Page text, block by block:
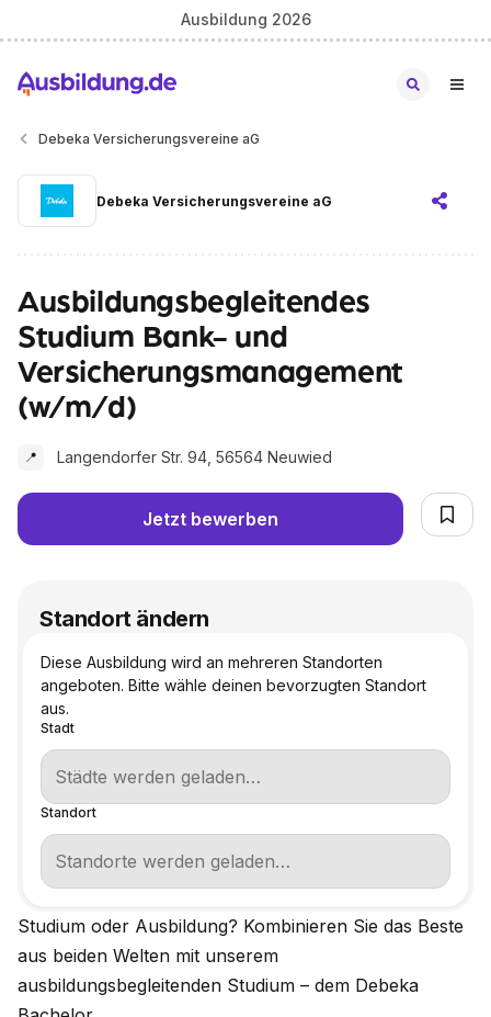
Ausbildung 2026
Debeka Versicherungsvereine aG
Debeka Versicherungsvereine aG
Ausbildungsbegleitendes
Studium Bank- und
Versicherungsmanagement
(w/m/d)
📍 Langendorfer Str. 94, 56564 Neuwied
Jetzt bewerben
Studium oder Ausbildung? Kombinieren Sie das Beste
aus beiden Welten mit unserem
ausbildungsbegleitenden Studium – dem Debeka
Standort ändern
Diese Ausbildung wird an mehreren Standorten
angeboten. Bitte wähle deinen bevorzugten Standort
aus.
Stadt
Standort